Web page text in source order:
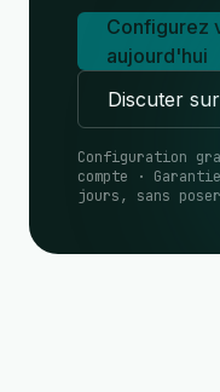
Configurez
aujourd'hui
Discuter
Configuration
compte ·
jours, sans